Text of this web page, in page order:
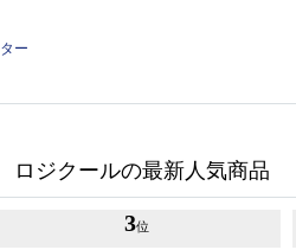
ー
ロジクールの最新人気商品
3位